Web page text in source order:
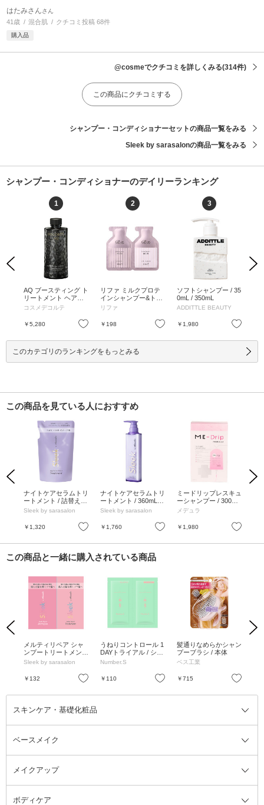
はたみさんさん
41歳 混合肌 クチコミ投稿 68件
購入品
@cosmeでクチコミを詳しくみる(314件)
この商品にクチコミする
シャンプー・コンディショナーセットの商品一覧をみる
Sleek by sarasalonの商品一覧をみる
シャンプー・コンディショナーのデイリーランキング
Previous
お気に入り
1
AQ ブースティング ト
リートメント ヘアセ
ラム / 200mL / 付け替
コスメデコルテ
￥5,280 お気に入り
2
リファ ミルクプロテ
インシャンプー&トリ
ートメント ピンク /
パウチ / ピンク / 10m
L、10g
リファ
￥198 お気に入り
3
ソフトシャンプー / 35
0mL / 350mL
ADDITTLE BEAUTY
￥1,980
Next
このカテゴリのランキングをもっとみる
この商品を見ている人におすすめ
Previous
お気に入り
ナイトケアセラムトリ
ートメント / 詰替え /
340mL / 静かな月夜の
Sleek by sarasalon
￥1,320 お気に入り
ナイトケアセラムトリ
ートメント / 360mL /
静かな月夜の香り
Sleek by sarasalon
￥1,760 お気に入り
ミードリップレスキュ
ーシャンプー / 300ml /
フルーティフローラル
メデュラ
￥1,980
Next
この商品と一緒に購入されている商品
Previous
お気に入り
メルティリペア シャ
ンプートリートメント
/ サシェット / 10ml、1
Sleek by sarasalon
￥132 お気に入り
うねりコントロール 1
DAYトライアル / シャ
ンプー10ml+トリート
Number.S
￥110 お気に入り
髪通りなめらかシャン
プーブラシ / 本体
ベス工業
￥715
Next
スキンケア・基礎化粧品
スキンケア・基礎化粧品全て
洗顔料
美容液
ベースメイク
ベースメイク全て
BBクリーム
メイクアップ
メイクアップ全て
ボディケア